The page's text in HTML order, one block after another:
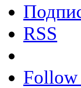
RSS
Follow